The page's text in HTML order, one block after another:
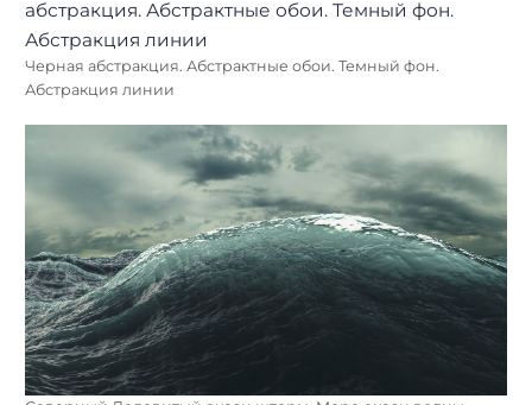
Черная абстракция. Абстрактные обои. Темный фон.
Абстракция линии